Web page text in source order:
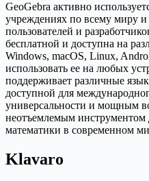
GeoGebra активно
учреждениях по всему миру
пользователей и
бесплатной и доступна на
Windows, macOS, Linux,
использовать ее на любых
поддерживает различные
доступной для
универсальности и мощным
неотъемлемым инструментом
математики в современном
Klavaro